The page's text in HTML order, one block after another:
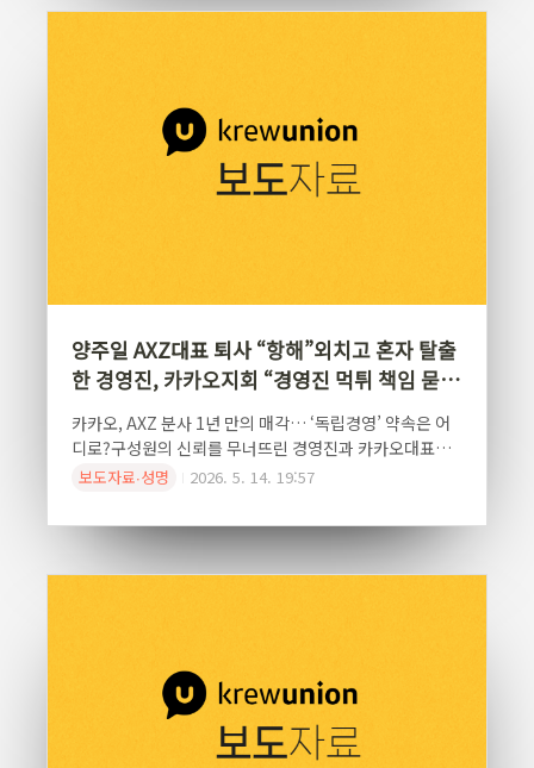
카오게임즈 자회사인 엑스엘게임즈는 현재 희망퇴직과 전
행하고 있다고 비판하였다.엑스엘게임즈는 단순한 한 개
의 프로젝트 조직이 아니다. 23년간 국내 게임산업의 역사
와 함께해온 개발사이며, 구성원들의 노동과 헌신으로 ‘아
양주일 AXZ대표 퇴사 “항해”외치고 혼자 탈출
한 경영진, 카카오지회 “경영진 먹튀 책임 묻겠
카카오, AXZ 분사 1년 만의 매각… ‘독립경영’ 약속은 어
디로?구성원의 신뢰를 무너뜨린 경영진과 카카오대표만
탈출한 AXZ 매각을 규탄한다!전국화학섬유식품산업노동
장'을 약속하며 출범했던 AXZ(콘텐츠 CIC 분사 법인)의
기만적인 매각 추진을 강력히 규탄하며, 무책임한 경영진
의 사퇴와 고용안정을 요구하는 투쟁에 돌입한다고 밝혔
'기만적 엑시트'로 규정했다. 양 대표는 독립법인 출범 후
1년도 채 되지 않아 업스테이지와의 지분 교환 방식 매각
이 결정되자마자 퇴사를 발표했다.지회는 ..
보도자료∙성명 2026. 5. 14. 19:57